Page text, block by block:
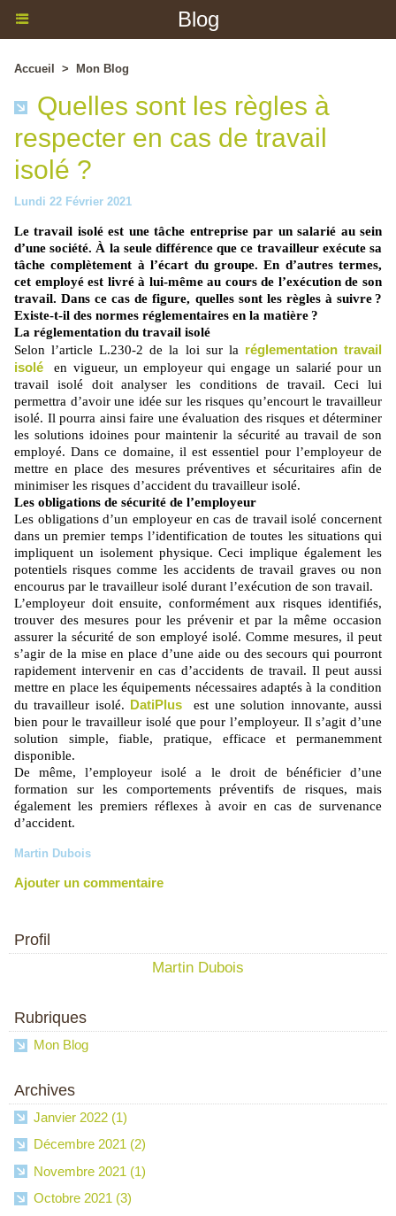
Blog
Accueil > Mon Blog
Quelles sont les règles à
respecter en cas de travail
isolé ?
Lundi 22 Février 2021
Le travail isolé est une tâche entreprise par un salarié au sein
d’une société. À la seule différence que ce travailleur exécute sa
tâche complètement à l’écart du groupe. En d’autres termes,
cet employé est livré à lui-même au cours de l’exécution de son
travail. Dans ce cas de figure, quelles sont les règles à suivre ?
Existe-t-il des normes réglementaires en la matière ?
La réglementation du travail isolé
Selon l’article L.230-2 de la loi sur la réglementation travail
isolé en vigueur, un employeur qui engage un salarié pour un
travail isolé doit analyser les conditions de travail. Ceci lui
permettra d’avoir une idée sur les risques qu’encourt le travailleur
isolé. Il pourra ainsi faire une évaluation des risques et déterminer
les solutions idoines pour maintenir la sécurité au travail de son
employé. Dans ce domaine, il est essentiel pour l’employeur de
mettre en place des mesures préventives et sécuritaires afin de
minimiser les risques d’accident du travailleur isolé.
Les obligations de sécurité de l’employeur
Les obligations d’un employeur en cas de travail isolé concernent
dans un premier temps l’identification de toutes les situations qui
impliquent un isolement physique. Ceci implique également les
potentiels risques comme les accidents de travail graves ou non
encourus par le travailleur isolé durant l’exécution de son travail.
L’employeur doit ensuite, conformément aux risques identifiés,
trouver des mesures pour les prévenir et par la même occasion
assurer la sécurité de son employé isolé. Comme mesures, il peut
s’agir de la mise en place d’une aide ou des secours qui pourront
rapidement intervenir en cas d’accidents de travail. Il peut aussi
mettre en place les équipements nécessaires adaptés à la condition
du travailleur isolé. DatiPlus est une solution innovante, aussi
bien pour le travailleur isolé que pour l’employeur. Il s’agit d’une
solution simple, fiable, pratique, efficace et permanemment
disponible.
De même, l’employeur isolé a le droit de bénéficier d’une
formation sur les comportements préventifs de risques, mais
également les premiers réflexes à avoir en cas de survenance
d’accident.
Martin Dubois
Ajouter un commentaire
Profil
Martin Dubois
Rubriques
Mon Blog
Archives
Janvier 2022 (1)
Décembre 2021 (2)
Novembre 2021 (1)
Octobre 2021 (3)